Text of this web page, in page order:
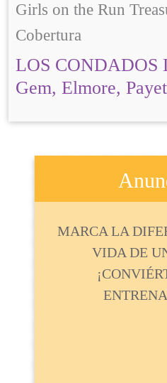
Girls on the Run
Cobertura
LOS CONDADOS
Gem, Elmore,
MARCA LA
VIDA DE